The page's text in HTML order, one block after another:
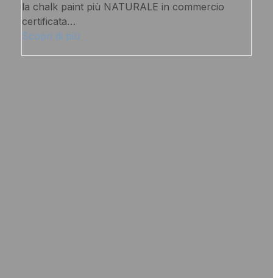
la chalk paint più NATURALE in commercio
certificata…
Scopri di più